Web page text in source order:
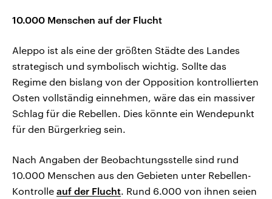
10.000 Menschen auf der Flucht
Aleppo ist als eine der größten Städte des Landes
strategisch und symbolisch wichtig. Sollte das
Regime den bislang von der Opposition kontrollierten
Osten vollständig einnehmen, wäre das ein massiver
Schlag für die Rebellen. Dies könnte ein Wendepunkt
für den Bürgerkrieg sein.
Nach Angaben der Beobachtungsstelle sind rund
10.000 Menschen aus den Gebieten unter Rebellen-
Kontrolle auf der Flucht. Rund 6.000 von ihnen seien